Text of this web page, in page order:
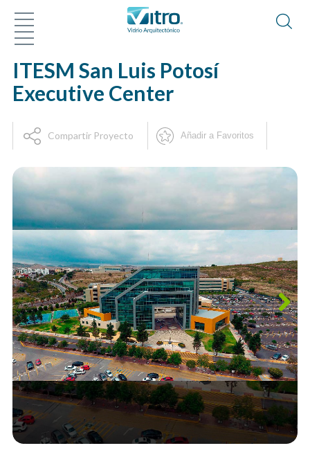
ITESM San Luis Potosí
Executive Center
Compartir Proyecto Añadir a Favoritos
Next